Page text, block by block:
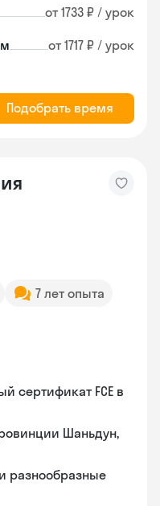
от 1733 ₽ / урок
от 1717 ₽ / урок
Подобрать время
7 лет опыта
сертификат FCE в
Шаньдун,
разнообразные